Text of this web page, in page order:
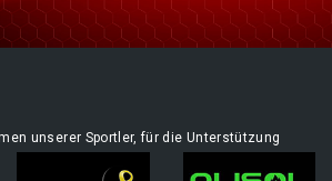
unserer Sportler, für die Unterstützung